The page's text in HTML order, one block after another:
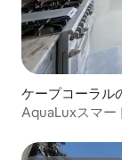
ケープコーラル
AquaLuxスマー